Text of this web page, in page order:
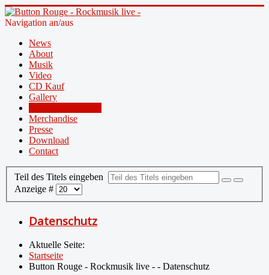
Navigation an/aus
News
About
Musik
Video
CD Kauf
Gallery
Merchandise
Presse
Download
Contact
Teil des Titels eingeben
Anzeige #
Datenschutz
Aktuelle Seite:
Startseite
Button Rouge - Rockmusik live - - Datenschutz